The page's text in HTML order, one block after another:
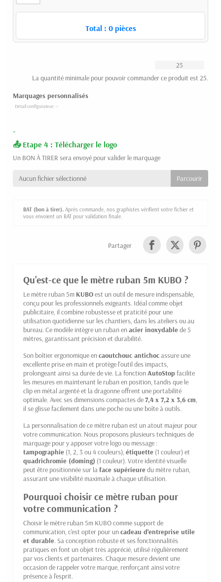
Total : 0pièces
La quantité minimale pour pouvoir commander ce produit est 25.
Marquages personnalisés
-
Etape 4 : Télécharger le logo
Un BON À TIRER sera envoyé pour valider le marquage
Aucun fichier sélectionné
BAT (bon à tirer). Après commande, nos graphistes vérifient votre fichier et
vous envoient un BAT pour validation finale.
Partager
Qu'est-ce que le mètre ruban 5m KUBO ?
Le mètre ruban 5m KUBOest un outil de mesure indispensable,
conçu pour les professionnels exigeants. Idéal comme objet
publicitaire, il combine robustesse et praticité pour une
utilisation quotidienne sur les chantiers, dans les ateliers ou au
bureau. Ce modèle intègre un ruban enacier inoxydablede 5
mètres, garantissant précision et durabilité.
Son boîtier ergonomique encaoutchouc antichocassure une
excellente prise en main et protège l'outil des impacts,
prolongeant ainsi sa durée de vie. La fonctionAutoStopfacilite
les mesures en maintenant le ruban en position, tandis que le
clip en métal argenté et la dragonne offrent une portabilité
optimale. Avec ses dimensions compactes de7,4 x 7,2 x 3,6 cm
il se glisse facilement dans une poche ou une boîte à outils.
La personnalisation de ce mètre ruban est un atout majeur pour
votre communication. Nous proposons plusieurs techniques de
marquage pour y apposer votre logo ou message :
tampographie (1, 2, 3 ou 4 couleurs), étiquette (1 couleur) et
quadrichromie (doming) (1 couleur). Votre identité visuelle
peut être positionnée sur la face supérieuredu mètre ruban,
assurant une visibilité maximale à chaque utilisation.
Pourquoi choisir ce mètre ruban pour
votre communication ?
Choisir le mètre ruban 5m KUBO comme support de
communication, c'est opter pour uncadeau d'entreprise utile
et durable . Sa conception robuste et ses fonctionnalités
pratiques en font un objet très apprécié, utilisé régulièrement
par vos clients et partenaires. Chaque mesure devient une
occasion de rappeler votre marque, renforçant ainsi votre
présence à l'esprit.